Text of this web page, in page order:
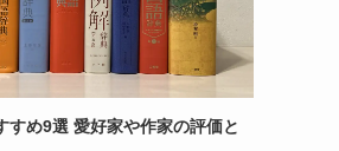
すめ9選 愛好家や作家の評価と